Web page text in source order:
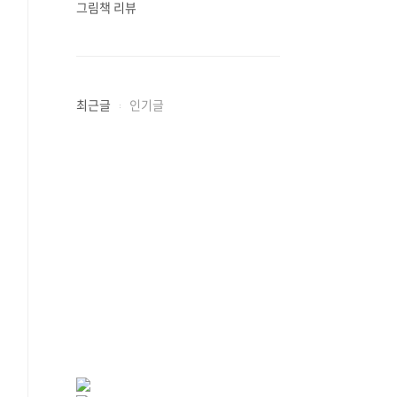
그림책 리뷰
최근글 인기글